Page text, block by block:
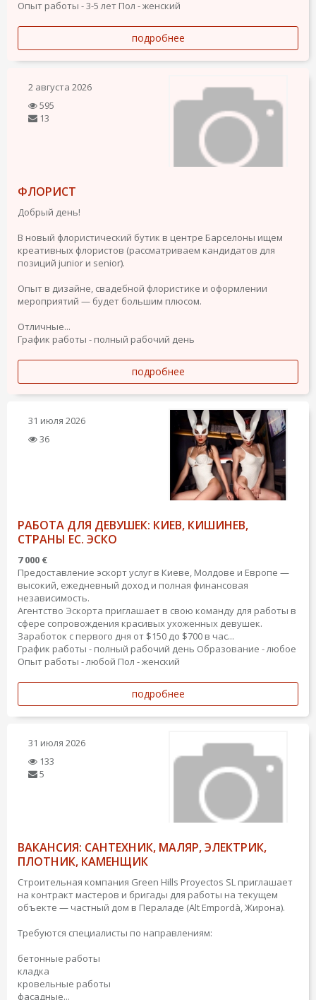
Опыт работы - 3-5 лет Пол - женский
подробнее
2 августа 2026
595
13
ФЛОРИСТ
Добрый день!
В новый флористический бутик в центре Барселоны ищем
креативных флористов (рассматриваем кандидатов для
позиций junior и senior).
Опыт в дизайне, свадебной флористике и оформлении
мероприятий — будет большим плюсом.
Отличные...
График работы - полный рабочий день
подробнее
31 июля 2026
36
РАБОТА ДЛЯ ДЕВУШЕК: КИЕВ, КИШИНЕВ,
СТРАНЫ ЕС. ЭСКО
7 000 €
Предоставление эскорт услуг в Киеве, Молдове и Европе —
высокий, ежедневный доход и полная финансовая
независимость.
Агентство Эскорта приглашает в свою команду для работы в
сфере сопровождения красивых ухоженных девушек.
Заработок с первого дня от $150 до $700 в час...
График работы - полный рабочий день Образование - любое
Опыт работы - любой Пол - женский
подробнее
31 июля 2026
133
5
ВАКАНСИЯ: САНТЕХНИК, МАЛЯР, ЭЛЕКТРИК,
ПЛОТНИК, КАМЕНЩИК
Строительная компания Green Hills Proyectos SL приглашает
на контракт мастеров и бригады для работы на текущем
объекте — частный дом в Пераладе (Alt Empordà, Жирона).
Требуются специалисты по направлениям:
бетонные работы
кладка
кровельные работы
фасадные...